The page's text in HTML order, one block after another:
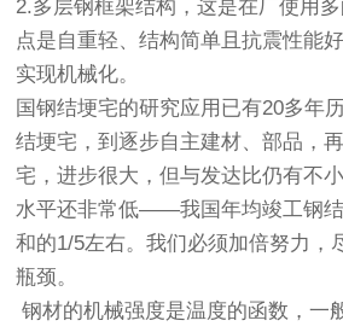
2.多层钢框架结构，这是在厂使用
点是自重轻、结构简单且抗震性能
实现机械化。
国钢结埂宅的研究应用已有20多年
结埂宅，到逐步自主建材、部品，
宅，进步很大，但与发达比仍有不
水平还非常低——我国年均竣工钢
和的1/5左右。我们必须加倍努力，
瓶颈。
钢材的机械强度是温度的函数，一